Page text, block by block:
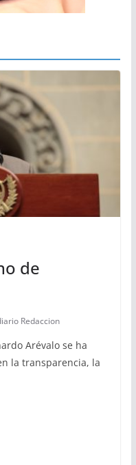
de
Redaccion
Arévalo se ha
la transparencia, la